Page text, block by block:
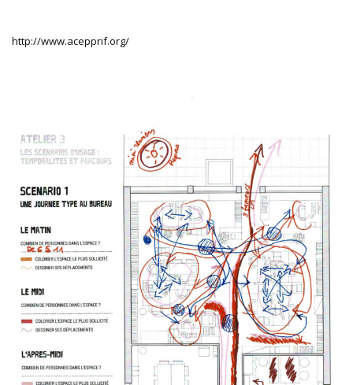
http://www.acepprif.org/